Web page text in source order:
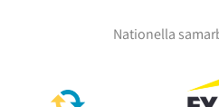
Nationella